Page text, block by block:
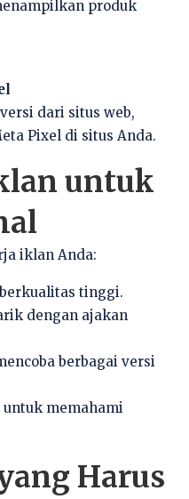
produk
dari situs web,
Pixel di situs Anda.
untuk
iklan Anda:
tinggi.
dengan ajakan
berbagai versi
memahami
Harus